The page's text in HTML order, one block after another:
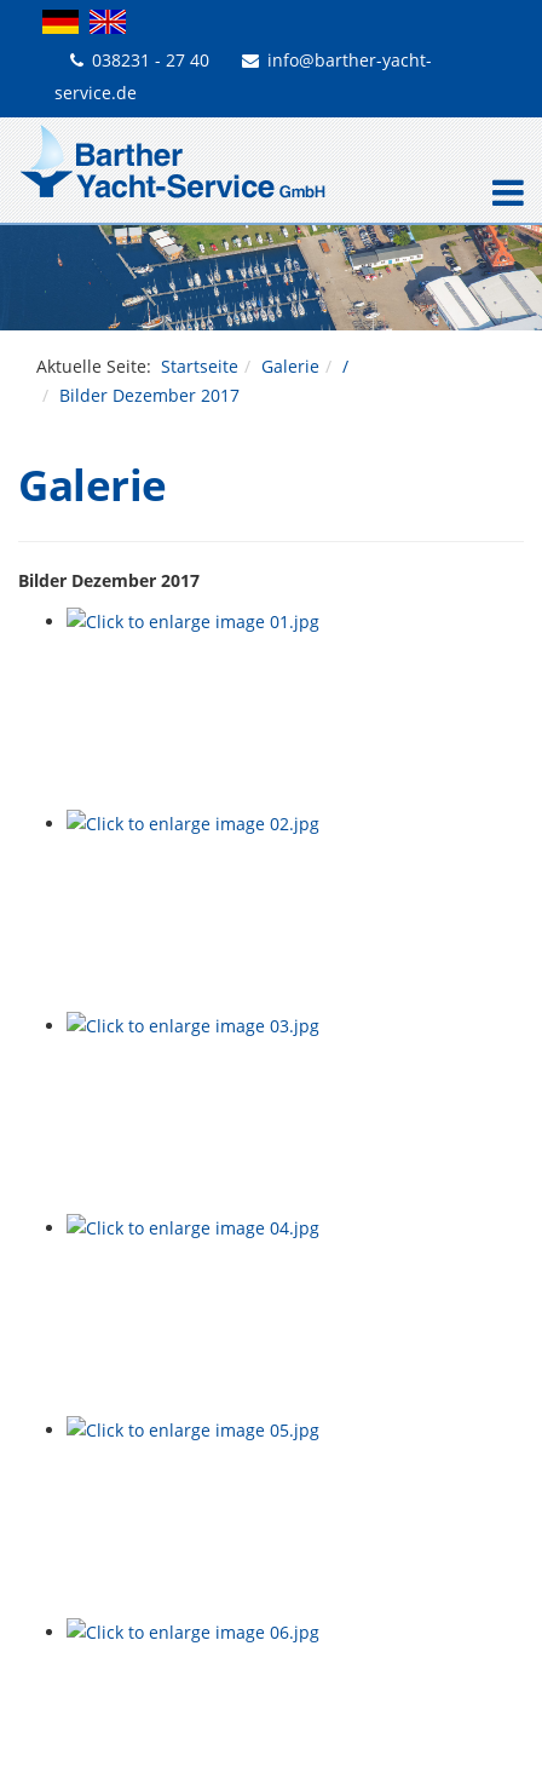
038231 - 27 40
info@barther-yacht-
service.de
Aktuelle Seite: Startseite Galerie
/
Bilder Dezember 2017
Galerie
Bilder Dezember 2017